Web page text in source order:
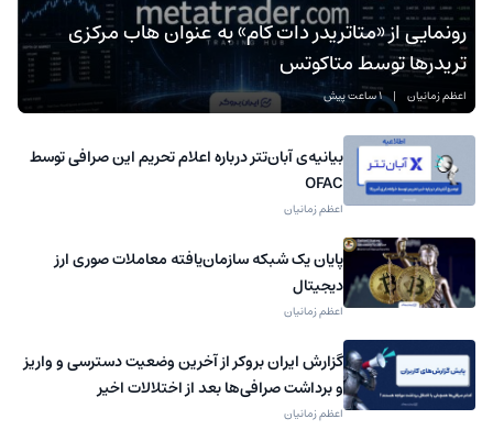
رونمایی از «متاتریدر دات کام» به عنوان هاب مرکزی
تریدرها توسط متاکوتس
اعظم زمانیان | 1 ساعت پیش
بیانیه‌ی آبان‌تتر درباره اعلام تحریم این صرافی توسط
OFAC
اعظم زمانیان
پایان یک شبکه سازمان‌یافته معاملات صوری ارز
دیجیتال
اعظم زمانیان
گزارش ایران بروکر از آخرین وضعیت دسترسی و واریز
و برداشت صرافی‌ها بعد از اختلالات اخیر
اعظم زمانیان